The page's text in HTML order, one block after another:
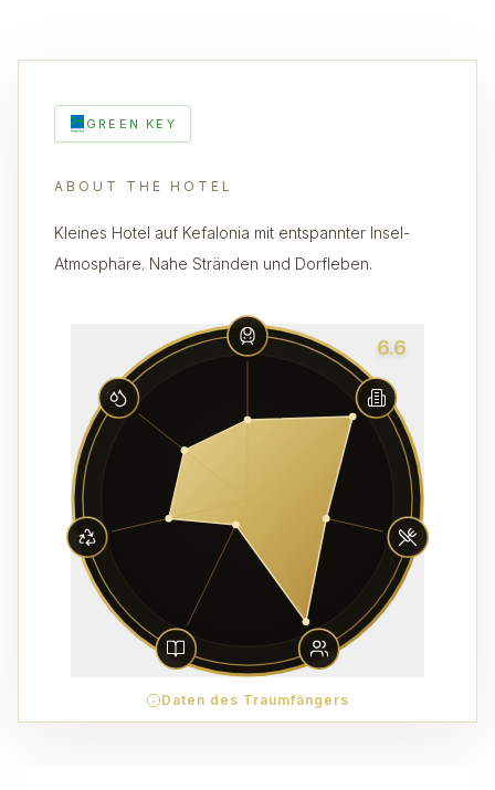
GREEN KEY
ABOUT THE HOTEL
Kleines Hotel auf Kefalonia mit entspannter Insel-
Atmosphäre. Nahe Stränden und Dorfleben.
6.6
Daten des Traumfängers